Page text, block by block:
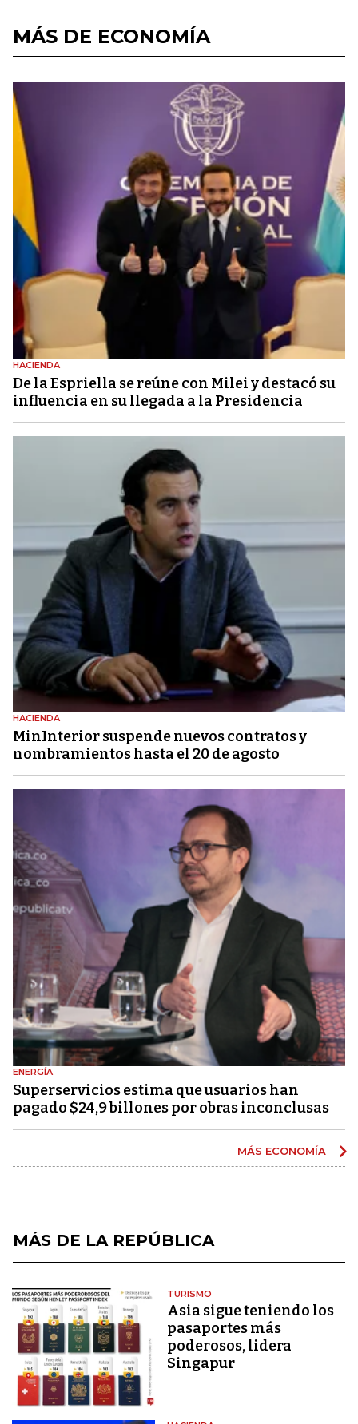
MÁS DE ECONOMÍA
HACIENDA
De la Espriella se reúne con Milei y destacó su
influencia en su llegada a la Presidencia
HACIENDA
MinInterior suspende nuevos contratos y
nombramientos hasta el 20 de agosto
ENERGÍA
Superservicios estima que usuarios han
pagado $24,9 billones por obras inconclusas
MÁS ECONOMÍA
MÁS DE LA REPÚBLICA
TURISMO
Asia sigue teniendo los
pasaportes más
poderosos, lidera
Singapur